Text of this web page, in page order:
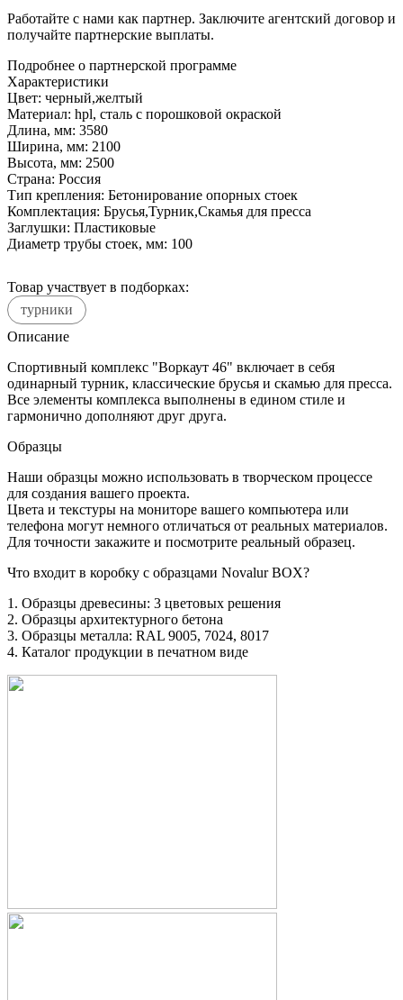
Работайте с нами как партнер. Заключите агентский договор и
получайте партнерские выплаты.
Подробнее о партнерской программе
Характеристики
Цвет: черный,желтый
Материал: hpl, сталь с порошковой окраской
Длина, мм: 3580
Ширина, мм: 2100
Высота, мм: 2500
Страна: Россия
Тип крепления: Бетонирование опорных стоек
Комплектация: Брусья,Турник,Скамья для пресса
Заглушки: Пластиковые
Диаметр трубы стоек, мм: 100
Товар участвует в подборках:
турники
Описание
Спортивный комплекс "Воркаут 46" включает в себя
одинарный турник, классические брусья и скамью для пресса.
Все элементы комплекса выполнены в едином стиле и
гармонично дополняют друг друга.
Образцы
Наши образцы можно использовать в творческом процессе
для создания вашего проекта.
Цвета и текстуры на мониторе вашего компьютера или
телефона могут немного отличаться от реальных материалов.
Для точности закажите и посмотрите реальный образец.
Что входит в коробку с образцами Novalur BOX?
1. Образцы древесины: 3 цветовых решения
2. Образцы архитектурного бетона
3. Образцы металла: RAL 9005, 7024, 8017
4. Каталог продукции в печатном виде